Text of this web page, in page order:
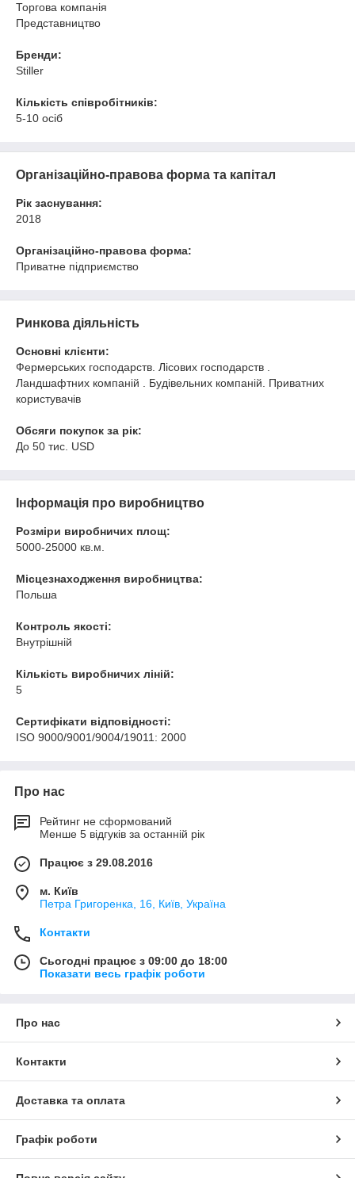
Торгова компанія
Представництво
Бренди:
Stiller
Кількість співробітників:
5-10 осіб
Організаційно-правова форма та капітал
Рік заснування:
2018
Організаційно-правова форма:
Приватне підприємство
Ринкова діяльність
Основні клієнти:
Фермерських господарств. Лісових господарств .
Ландшафтних компаній . Будівельних компаній. Приватних
користувачів
Обсяги покупок за рік:
До 50 тис. USD
Інформація про виробництво
Розміри виробничих площ:
5000-25000 кв.м.
Місцезнаходження виробництва:
Польша
Контроль якості:
Внутрішній
Кількість виробничих ліній:
5
Сертифікати відповідності:
ISO 9000/9001/9004/19011: 2000
Про нас
Рейтинг не сформований
Менше 5 відгуків за останній рік
Працює з 29.08.2016
м. Київ
Петра Григоренка, 16, Київ, Україна
Контакти
Сьогодні працює з 09:00 до 18:00
Показати весь графік роботи
Про нас
Контакти
Доставка та оплата
Графік роботи